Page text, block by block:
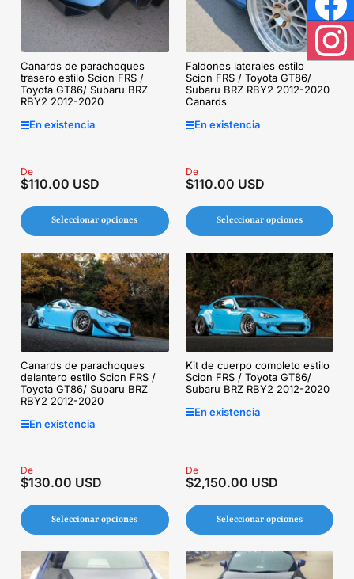
Canards de parachoques
trasero estilo Scion FRS /
Toyota GT86/ Subaru BRZ
RBY2 2012-2020
En existencia
Precio
regular
De
$110.00 USD
Seleccionar opciones
Faldones laterales estilo
Scion FRS / Toyota GT86/
Subaru BRZ RBY2 2012-2020
Canards
En existencia
Precio
regular
De
$110.00 USD
Seleccionar opciones
Canards de parachoques
delantero estilo Scion FRS /
Toyota GT86/ Subaru BRZ
RBY2 2012-2020
En existencia
Precio
regular
De
$130.00 USD
Seleccionar opciones
Kit de cuerpo completo estilo
Scion FRS / Toyota GT86/
Subaru BRZ RBY2 2012-2020
En existencia
Precio
regular
De
$2,150.00 USD
Seleccionar opciones